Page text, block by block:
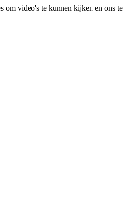
video's te kunnen kijken en ons